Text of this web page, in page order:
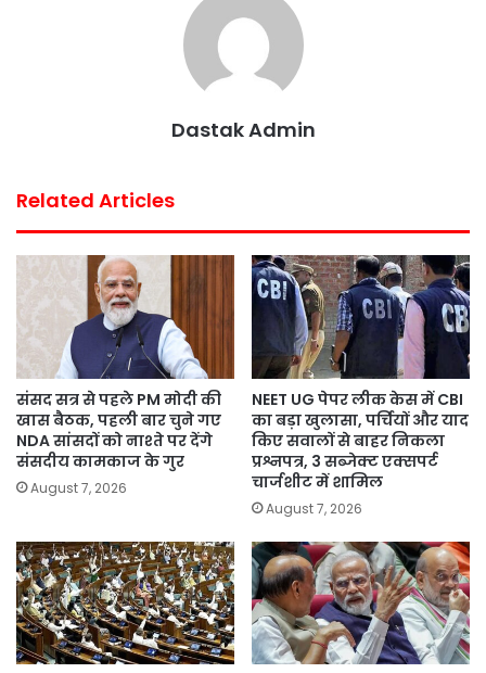
Dastak Admin
Related Articles
संसद सत्र से पहले PM मोदी की
खास बैठक, पहली बार चुने गए
NDA सांसदों को नाश्ते पर देंगे
संसदीय कामकाज के गुर
August 7, 2026
NEET UG पेपर लीक केस में CBI
का बड़ा खुलासा, पर्चियों और याद
किए सवालों से बाहर निकला
प्रश्नपत्र, 3 सब्जेक्ट एक्सपर्ट
चार्जशीट में शामिल
August 7, 2026